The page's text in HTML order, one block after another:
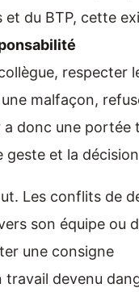
et du BTP, cette
respecter
malfaçon,
a donc une portée
geste et la
Les conflits de
son équipe ou
une consigne
devenu